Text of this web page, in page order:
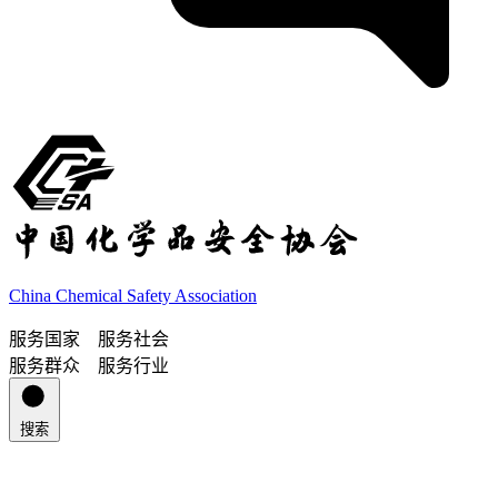
China Chemical Safety Association
服务国家 服务社会
服务群众 服务行业
搜索